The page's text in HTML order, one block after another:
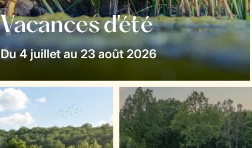
Vacances d'été
Du 4 juillet au 23 août 2026